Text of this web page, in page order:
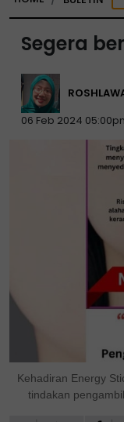
Segera
06 Feb 2024
Kehadiran Energy
tindakan